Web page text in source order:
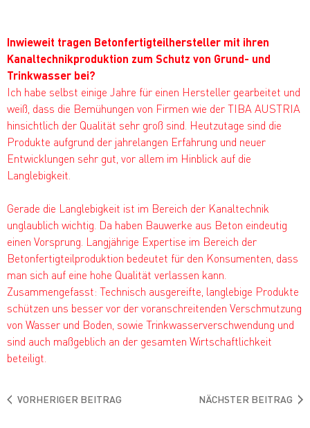
Inwieweit tragen Betonfertigteilhersteller mit ihren
Kanaltechnikproduktion zum Schutz von Grund- und
Trinkwasser bei?
Ich habe selbst einige Jahre für einen Hersteller gearbeitet und
weiß, dass die Bemühungen von Firmen wie der TIBA AUSTRIA
hinsichtlich der Qualität sehr groß sind. Heutzutage sind die
Produkte aufgrund der jahrelangen Erfahrung und neuer
Entwicklungen sehr gut, vor allem im Hinblick auf die
Langlebigkeit.
Gerade die Langlebigkeit ist im Bereich der Kanaltechnik
unglaublich wichtig. Da haben Bauwerke aus Beton eindeutig
einen Vorsprung. Langjährige Expertise im Bereich der
Betonfertigteilproduktion bedeutet für den Konsumenten, dass
man sich auf eine hohe Qualität verlassen kann.
Zusammengefasst: Technisch ausgereifte, langlebige Produkte
schützen uns besser vor der voranschreitenden Verschmutzung
von Wasser und Boden, sowie Trinkwasserverschwendung und
sind auch maßgeblich an der gesamten Wirtschaftlichkeit
beteiligt.
VORHERIGER BEITRAG NÄCHSTER BEITRAG